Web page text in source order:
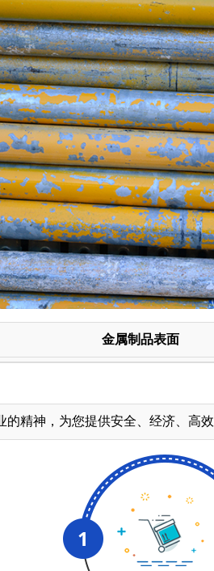
金属制品表面
的精神，为您提供安全、经济、高